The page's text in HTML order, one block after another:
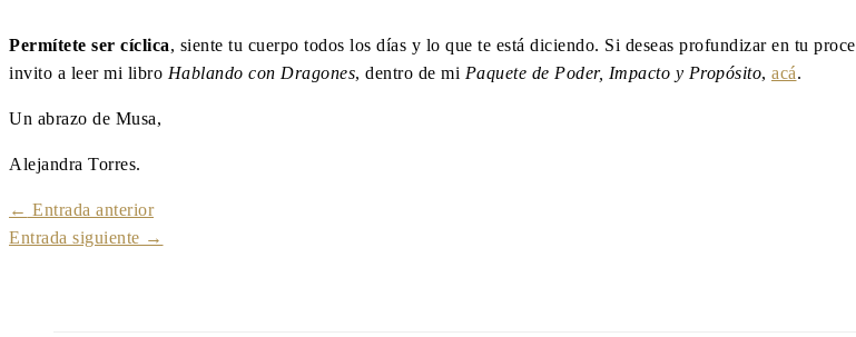
Permítete ser cíclica, siente tu cuerpo todos los días y lo que te está diciendo. Si deseas profundizar en tu
invito a leer mi libro Hablando con Dragones, dentro de mi Paquete de Poder, Impacto y Propósito, acá.
Un abrazo de Musa,
Alejandra Torres.
← Entrada anterior
Entrada siguiente →